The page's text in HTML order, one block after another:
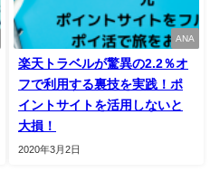
ANA
楽天トラベルが驚異の2.2％オ
フで利用する裏技を実践！ポ
イントサイトを活用しないと
大損！
2020年3月2日